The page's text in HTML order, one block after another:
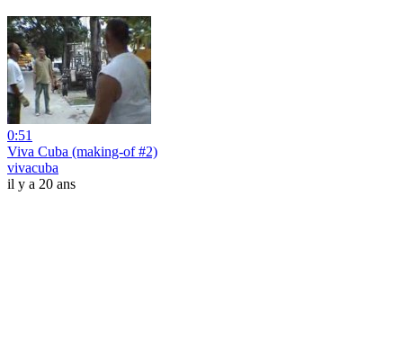
0:51
Viva Cuba (making-of #2)
vivacuba
il y a 20 ans